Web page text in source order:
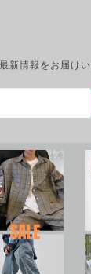
新情報をお届けい